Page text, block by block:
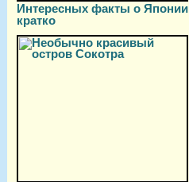
Интересных факты о Японии
кратко